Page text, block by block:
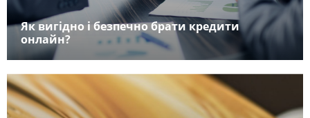
Як вигідно і безпечно брати кредити
онлайн?